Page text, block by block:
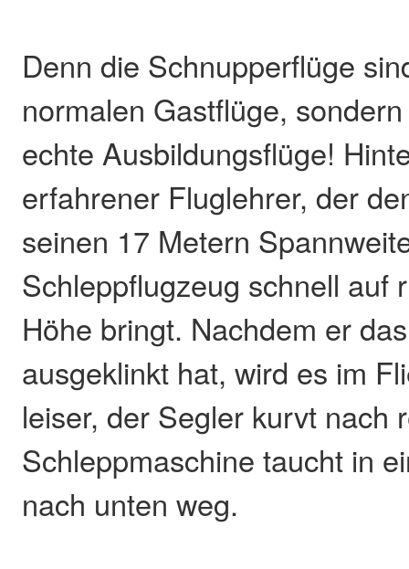
Denn die Schnupperflüge
normalen Gastflüge,
echte Ausbildungsflüge!
erfahrener Fluglehrer, der
seinen 17 Metern
Schleppflugzeug schnell auf
Höhe bringt. Nachdem er
ausgeklinkt hat, wird es im
leiser, der Segler kurvt nach
Schleppmaschine taucht in
nach unten weg.